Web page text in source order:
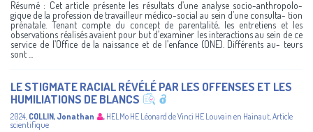
Résumé : Cet article présente les résultats d’une analyse socio-anthropolo-
gique de la profession de travailleur médico-social au sein d’une consulta- tion
prénatale. Tenant compte du concept de parentalité, les entretiens et les
observations réalisés avaient pour but d’examiner les interactions au sein de ce
service de l’Office de la naissance et de l’enfance (ONE). Différents au- teurs
sont ...
LE STIGMATE RACIAL RÉVÉLÉ PAR LES OFFENSES ET LES
HUMILIATIONS DE BLANCS
2024 COLLIN, Jonathan , HELMo HE Léonard de Vinci HE Louvain en Hainaut Article
scientifique